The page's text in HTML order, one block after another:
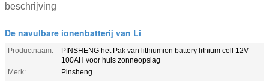
beschrijving
De navulbare ionenbatterij van Li
Productnaam:
PINSHENG het Pak van lithiumion battery lithium cell 12V
100AH voor huis zonneopslag
Merk:
Pinsheng